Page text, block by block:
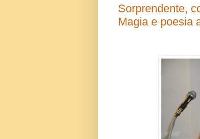
Sorprendente,
Magia e poesia